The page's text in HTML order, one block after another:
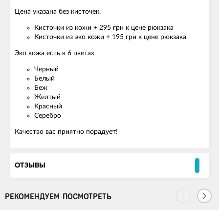
Цена указана без кисточек.
Кисточки из кожи + 295 грн к цене рюкзака
Кисточки из эко кожи + 195 грн к цене рюкзака
Эко кожа есть в 6 цветах
Черный
Белый
Беж
Желтый
Красный
Серебро
Качество вас приятно порадует!
ОТЗЫВЫ
РЕКОМЕНДУЕМ ПОСМОТРЕТЬ